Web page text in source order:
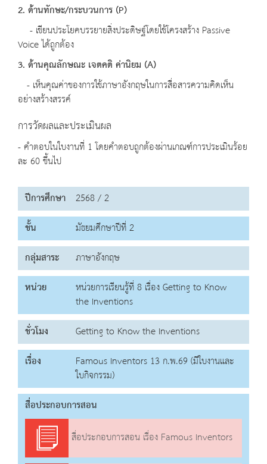
2. ด้านทักษะ/กระบวนการ (P)
- เขียนประโยคบรรยายสิ่งประดิษฐ์โดยใช้โครงสร้าง Passive
Voice ได้ถูกต้อง
3. ด้านคุณลักษณะ เจตคติ ค่านิยม (A)
- เห็นคุณค่าของการใช้ภาษาอังกฤษในการสื่อสารความคิดเห็น
อย่างสร้างสรรค์
การวัดผลและประเมินผล
- คำตอบในใบงานที่ 1 โดยคำตอบถูกต้องผ่านเกณฑ์การประเมินร้อย
ละ 60 ขึ้นไป
ปีการศึกษา 2568 / 2
ชั้น
มัธยมศึกษาปีที่ 2
กลุ่มสาระ
ภาษาอังกฤษ
หน่วย
หน่วยการเรียนรู้ที่ 8 เรื่อง Getting to Know
the Inventions
ชั่วโมง
Getting to Know the Inventions
เรื่อง
Famous Inventors 13 ก.พ.69 (มีใบงานและ
ใบกิจกรรม)
สื่อประกอบการสอน
สื่อประกอบการสอน เรื่อง Famous Inventors